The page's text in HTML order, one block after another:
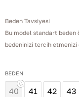
Beden Tavsiyesi
Bu model standart
bedeninizi tercih etmenizi
BEDEN
40 41 42 43